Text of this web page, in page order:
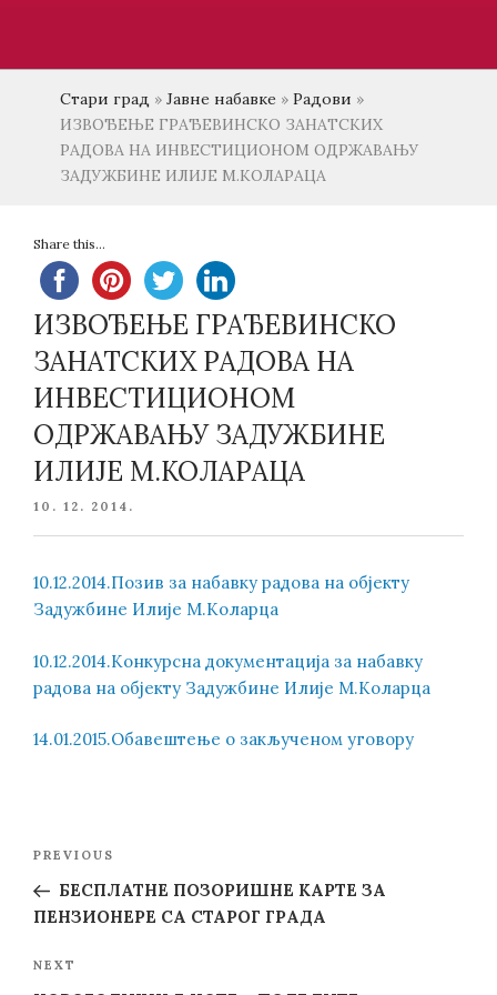
Стари град » Јавне набавке » Радови »
ИЗВОЂЕЊЕ ГРАЂЕВИНСКО ЗАНАТСКИХ
РАДОВА НА ИНВЕСТИЦИОНОМ ОДРЖАВАЊУ
ЗАДУЖБИНЕ ИЛИЈЕ М.КОЛАРАЦА
Share this...
ИЗВОЂЕЊЕ ГРАЂЕВИНСКО
ЗАНАТСКИХ РАДОВА НА
ИНВЕСТИЦИОНОМ
ОДРЖАВАЊУ ЗАДУЖБИНЕ
ИЛИЈЕ М.КОЛАРАЦА
POSTED
10. 12. 2014.
10.12.2014.Позив за набавку радова на објекту
Задужбине Илије М.Коларца
10.12.2014.Конкурсна документација за набавку
радова на објекту Задужбине Илије М.Коларца
14.01.2015.Обавештење о закљученом уговору
Previous
Post
PREVIOUS
БЕСПЛАТНЕ ПОЗОРИШНЕ КАРТЕ ЗА
ПЕНЗИОНЕРЕ СА СТАРОГ ГРАДА
Next
NEXT